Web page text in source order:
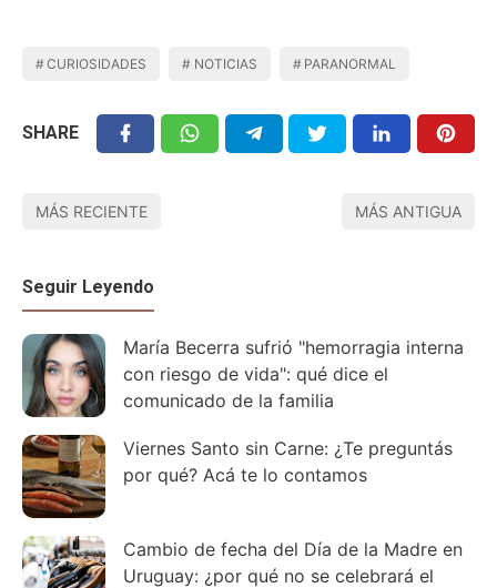
CURIOSIDADES NOTICIAS PARANORMAL
SHARE
MÁS RECIENTE MÁS ANTIGUA
Seguir Leyendo
María Becerra sufrió "hemorragia interna
con riesgo de vida": qué dice el
comunicado de la familia
Viernes Santo sin Carne: ¿Te preguntás
por qué? Acá te lo contamos
Cambio de fecha del Día de la Madre en
Uruguay: ¿por qué no se celebrará el